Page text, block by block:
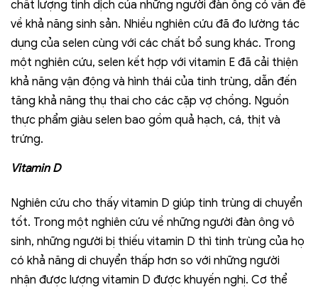
chất lượng tinh dịch của những người đàn ông có vấn đề
về khả năng sinh sản. Nhiều nghiên cứu đã đo lường tác
dụng của selen cùng với các chất bổ sung khác. Trong
một nghiên cứu, selen kết hợp với vitamin E đã cải thiện
khả năng vận động và hình thái của tinh trùng, dẫn đến
tăng khả năng thụ thai cho các cặp vợ chồng. Nguồn
thực phẩm giàu selen bao gồm quả hạch, cá, thịt và
trứng.
Vitamin D
Nghiên cứu cho thấy vitamin D giúp tinh trùng di chuyển
tốt. Trong một nghiên cứu về những người đàn ông vô
sinh, những người bị thiếu vitamin D thì tinh trùng của họ
có khả năng di chuyển thấp hơn so với những người
nhận được lượng vitamin D được khuyến nghị. Cơ thể